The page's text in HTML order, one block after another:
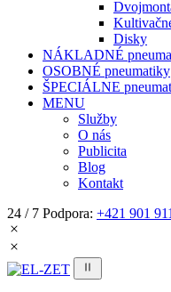
Disky
NÁKLADNÉ
OSOBNÉ pneumatiky
ŠPECIÁLNE
MENU
Služby
O nás
Publicita
Blog
Kontakt
24 / 7 Podpora: +421 901